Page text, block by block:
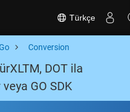
Türkçe
Conversion
DOT ila
GO SDK